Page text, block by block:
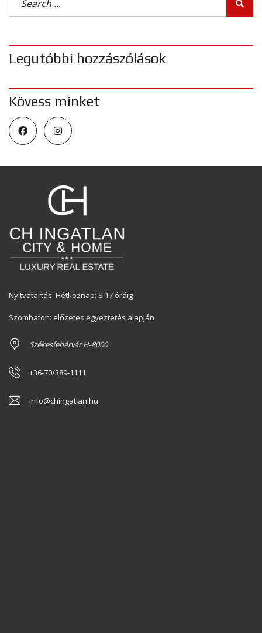
Legutóbbi hozzászólások
Kövess minket
Nyitvatartás: Hétköznap: 8-17 óráig
Szombaton: előzetes egyeztetés alapján
Székesfehérvár H-8000
+36-70/389-1111
info@chingatlan.hu